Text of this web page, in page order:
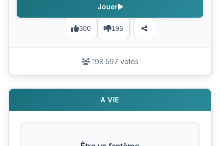
300 195
Jouer
198 597 votes
A VIE